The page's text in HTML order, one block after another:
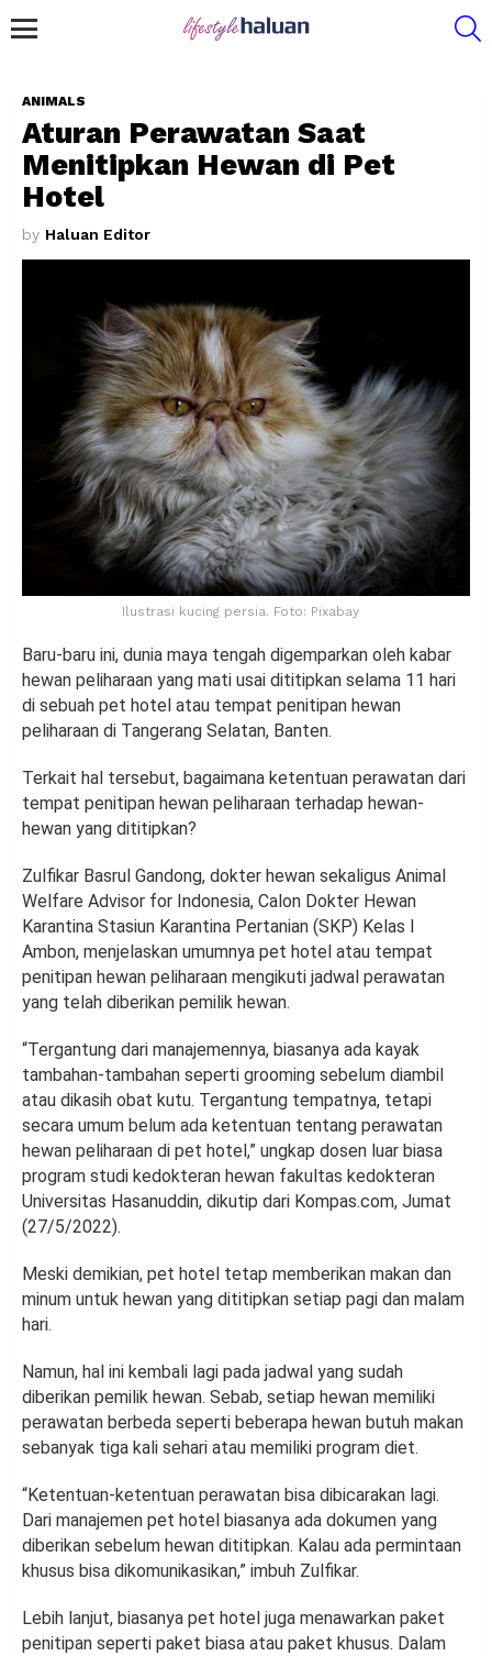
ANIMALS
Aturan Perawatan Saat
Menitipkan Hewan di Pet
Hotel
by Haluan Editor
Ilustrasi kucing persia. Foto: Pixabay
Baru-baru ini, dunia maya tengah digemparkan oleh kabar
hewan peliharaan yang mati usai dititipkan selama 11 hari
di sebuah pet hotel atau tempat penitipan hewan
peliharaan di Tangerang Selatan, Banten.
Terkait hal tersebut, bagaimana ketentuan perawatan dari
tempat penitipan hewan peliharaan terhadap hewan-
hewan yang dititipkan?
Zulfikar Basrul Gandong, dokter hewan sekaligus Animal
Welfare Advisor for Indonesia, Calon Dokter Hewan
Karantina Stasiun Karantina Pertanian (SKP) Kelas I
Ambon, menjelaskan umumnya pet hotel atau tempat
penitipan hewan peliharaan mengikuti jadwal perawatan
yang telah diberikan pemilik hewan.
“Tergantung dari manajemennya, biasanya ada kayak
tambahan-tambahan seperti grooming sebelum diambil
atau dikasih obat kutu. Tergantung tempatnya, tetapi
secara umum belum ada ketentuan tentang perawatan
hewan peliharaan di pet hotel,” ungkap dosen luar biasa
program studi kedokteran hewan fakultas kedokteran
Universitas Hasanuddin, dikutip dari Kompas.com, Jumat
(27/5/2022).
Meski demikian, pet hotel tetap memberikan makan dan
minum untuk hewan yang dititipkan setiap pagi dan malam
hari.
Namun, hal ini kembali lagi pada jadwal yang sudah
diberikan pemilik hewan. Sebab, setiap hewan memiliki
perawatan berbeda seperti beberapa hewan butuh makan
sebanyak tiga kali sehari atau memiliki program diet.
“Ketentuan-ketentuan perawatan bisa dibicarakan lagi.
Dari manajemen pet hotel biasanya ada dokumen yang
diberikan sebelum hewan dititipkan. Kalau ada permintaan
khusus bisa dikomunikasikan,” imbuh Zulfikar.
Lebih lanjut, biasanya pet hotel juga menawarkan paket
penitipan seperti paket biasa atau paket khusus. Dalam